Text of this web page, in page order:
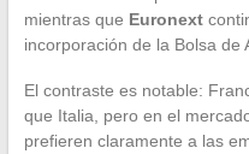
mientras que Euronext
incorporación de la Bolsa de
El contraste es notable:
que Italia, pero en el
prefieren claramente a las